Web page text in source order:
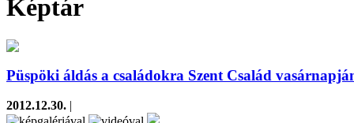
Képtár
Püspöki áldás a családokra Szent Család
2012.12.30. |